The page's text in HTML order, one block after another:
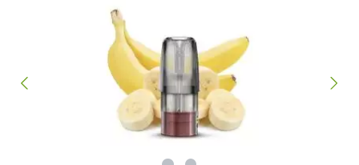
Bildergalerie überspringen